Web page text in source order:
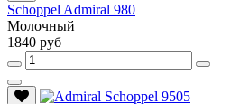
Schoppel Admiral 980
Молочный
1840 руб